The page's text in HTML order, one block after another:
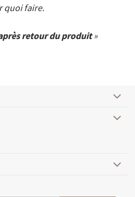
quoi faire.
retour du produit